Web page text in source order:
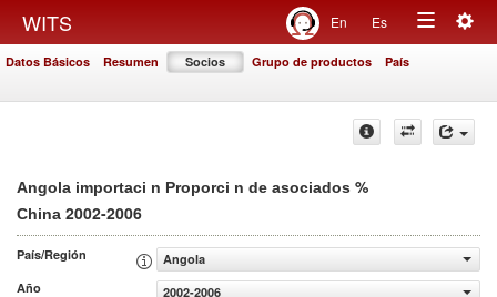
WITS En Es
Toggle
Datos Básicos Resumen Socios Grupo de productos País
Angola importaci n Proporci n de asociados %
China 2002-2006
País/Región
Angola
Año
2002-2006